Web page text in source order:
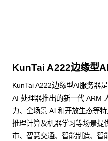
KunTai A222边缘型
KunTai A222边缘型AI服务器
AI 处理器推出的新一代 ARM
力、全场景 Al 和开放生态等
推理计算及机器学习等场景提
市、智慧交通、智能制造、智